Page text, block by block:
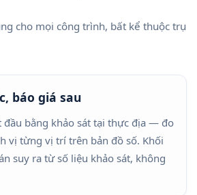
cho mọi công trình, bất kể thuộc trụ
báo giá sau
đầu bằng khảo sát tại thực địa — đo
vị từng vị trí trên bản đồ số. Khối
suy ra từ số liệu khảo sát, không